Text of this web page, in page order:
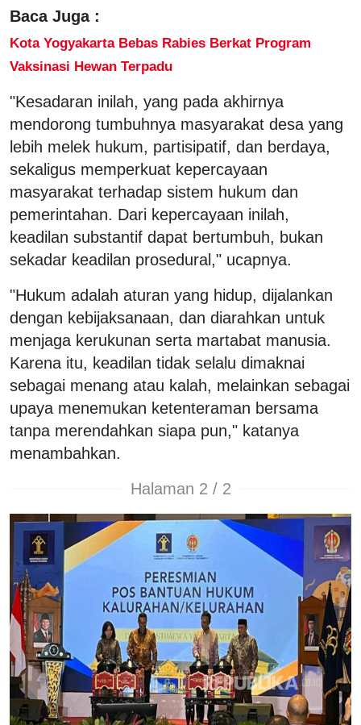
Baca Juga :
Kota Yogyakarta Bebas Rabies Berkat Program
Vaksinasi Hewan Terpadu
"Kesadaran inilah, yang pada akhirnya
mendorong tumbuhnya masyarakat desa yang
lebih melek hukum, partisipatif, dan berdaya,
sekaligus memperkuat kepercayaan
masyarakat terhadap sistem hukum dan
pemerintahan. Dari kepercayaan inilah,
keadilan substantif dapat bertumbuh, bukan
sekadar keadilan prosedural," ucapnya.
"Hukum adalah aturan yang hidup, dijalankan
dengan kebijaksanaan, dan diarahkan untuk
menjaga kerukunan serta martabat manusia.
Karena itu, keadilan tidak selalu dimaknai
sebagai menang atau kalah, melainkan sebagai
upaya menemukan ketenteraman bersama
tanpa merendahkan siapa pun," katanya
menambahkan.
Halaman 2 / 2